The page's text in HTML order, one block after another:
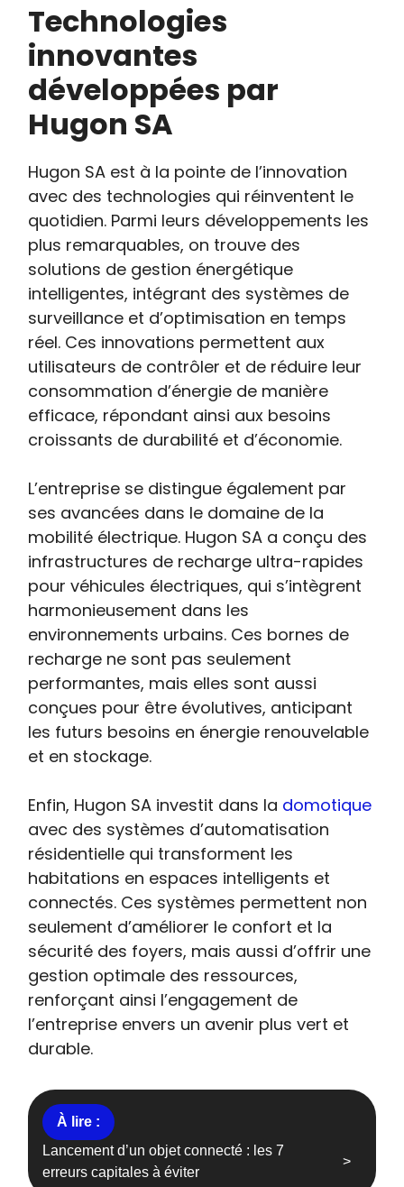
Technologies
innovantes
développées par
Hugon SA
Hugon SA est à la pointe de l’innovation
avec des technologies qui réinventent le
quotidien. Parmi leurs développements les
plus remarquables, on trouve des
solutions de gestion énergétique
intelligentes, intégrant des systèmes de
surveillance et d’optimisation en temps
réel. Ces innovations permettent aux
utilisateurs de contrôler et de réduire leur
consommation d’énergie de manière
efficace, répondant ainsi aux besoins
croissants de durabilité et d’économie.
L’entreprise se distingue également par
ses avancées dans le domaine de la
mobilité électrique. Hugon SA a conçu des
infrastructures de recharge ultra-rapides
pour véhicules électriques, qui s’intègrent
harmonieusement dans les
environnements urbains. Ces bornes de
recharge ne sont pas seulement
performantes, mais elles sont aussi
conçues pour être évolutives, anticipant
les futurs besoins en énergie renouvelable
et en stockage.
Enfin, Hugon SA investit dans la domotique
avec des systèmes d’automatisation
résidentielle qui transforment les
habitations en espaces intelligents et
connectés. Ces systèmes permettent non
seulement d’améliorer le confort et la
sécurité des foyers, mais aussi d’offrir une
gestion optimale des ressources,
renforçant ainsi l’engagement de
l’entreprise envers un avenir plus vert et
durable.
Lancement d’un objet connecté : les 7
erreurs capitales à éviter